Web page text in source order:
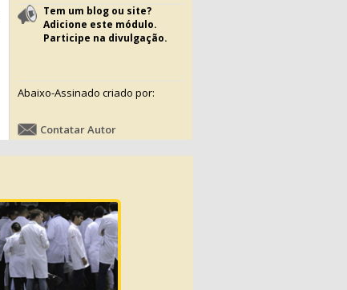
Tem um blog ou site?
Adicione este módulo.
Participe na divulgação.
Abaixo-Assinado criado por:
Contatar Autor